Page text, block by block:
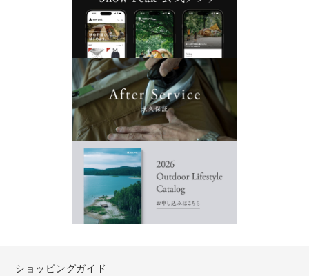
ショッピングガイド